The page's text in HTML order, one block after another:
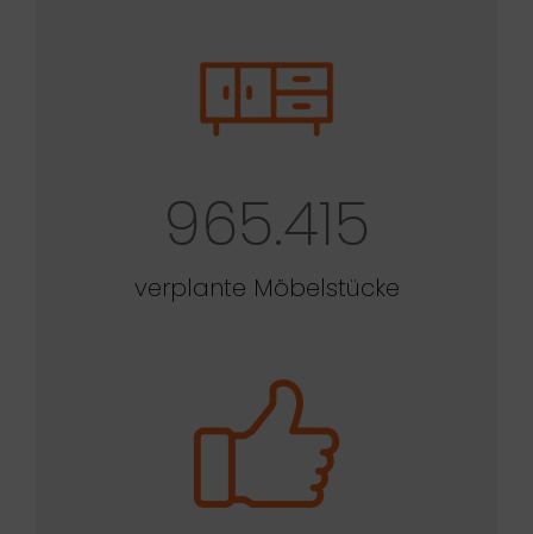
965.415
verplante Möbelstücke